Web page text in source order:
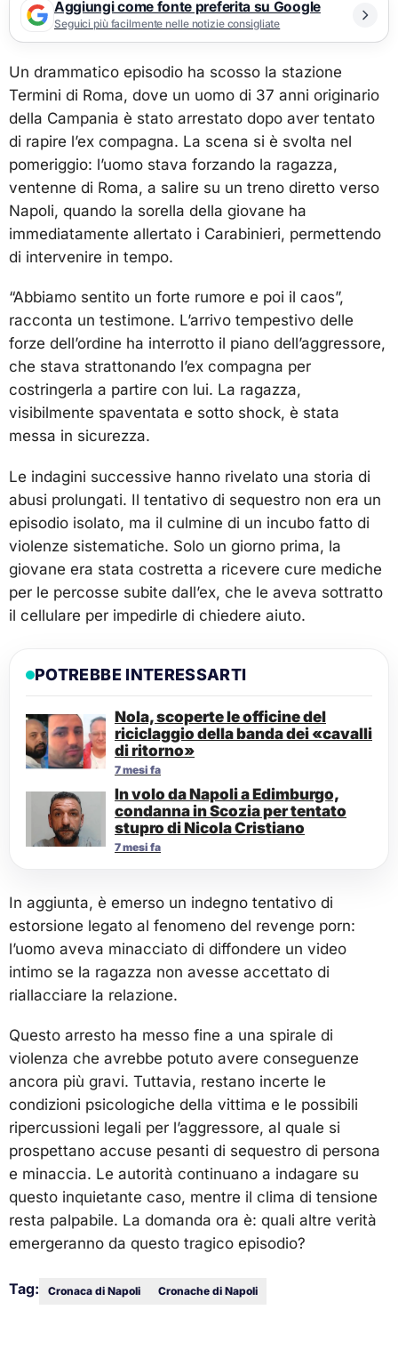
Aggiungi come fonte preferita su Google
Seguici più facilmente nelle notizie consigliate
Un drammatico episodio ha scosso la stazione
Termini di Roma, dove un uomo di 37 anni originario
della Campania è stato arrestato dopo aver tentato
di rapire l’ex compagna. La scena si è svolta nel
pomeriggio: l’uomo stava forzando la ragazza,
ventenne di Roma, a salire su un treno diretto verso
Napoli, quando la sorella della giovane ha
immediatamente allertato i Carabinieri, permettendo
di intervenire in tempo.
“Abbiamo sentito un forte rumore e poi il caos”,
racconta un testimone. L’arrivo tempestivo delle
forze dell’ordine ha interrotto il piano dell’aggressore,
che stava strattonando l’ex compagna per
costringerla a partire con lui. La ragazza,
visibilmente spaventata e sotto shock, è stata
messa in sicurezza.
Le indagini successive hanno rivelato una storia di
abusi prolungati. Il tentativo di sequestro non era un
episodio isolato, ma il culmine di un incubo fatto di
violenze sistematiche. Solo un giorno prima, la
giovane era stata costretta a ricevere cure mediche
per le percosse subite dall’ex, che le aveva sottratto
il cellulare per impedirle di chiedere aiuto.
POTREBBE INTERESSARTI
Nola, scoperte le officine del
riciclaggio della banda dei «cavalli
di ritorno»
7 mesi fa
In volo da Napoli a Edimburgo,
condanna in Scozia per tentato
stupro di Nicola Cristiano
7 mesi fa
In aggiunta, è emerso un indegno tentativo di
estorsione legato al fenomeno del revenge porn:
l’uomo aveva minacciato di diffondere un video
intimo se la ragazza non avesse accettato di
riallacciare la relazione.
Questo arresto ha messo fine a una spirale di
violenza che avrebbe potuto avere conseguenze
ancora più gravi. Tuttavia, restano incerte le
condizioni psicologiche della vittima e le possibili
ripercussioni legali per l’aggressore, al quale si
prospettano accuse pesanti di sequestro di persona
e minaccia. Le autorità continuano a indagare su
questo inquietante caso, mentre il clima di tensione
resta palpabile. La domanda ora è: quali altre verità
emergeranno da questo tragico episodio?
Tag: Cronaca di Napoli Cronache di Napoli